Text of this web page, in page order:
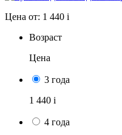
Цена от: 1 440 i
Возраст
Цена
3 года
1 440 i
4 года